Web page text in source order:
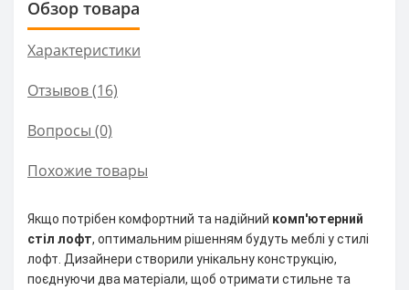
Обзор товара
Характеристики
Отзывов (16)
Вопросы (0)
Похожие товары
Якщо потрібен комфортний та надійний комп'ютерний
стіл лофт, оптимальним рішенням будуть меблі у стилі
лофт. Дизайнери створили унікальну конструкцію,
поєднуючи два матеріали, щоб отримати стильне та